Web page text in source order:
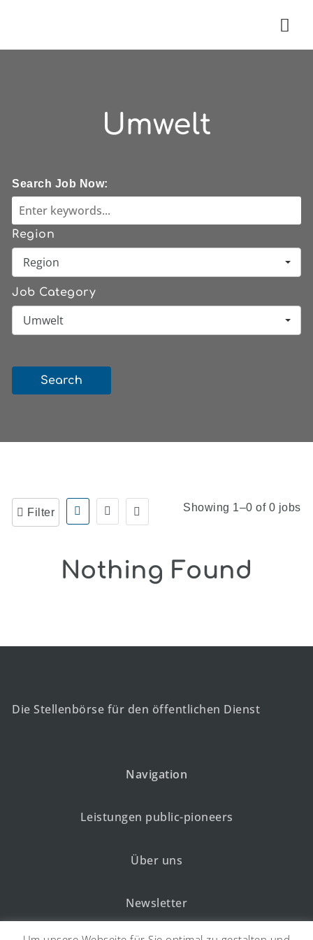
Umwelt
Search Job Now:
Region
Region
Job Category
Umwelt
Search
Filter Showing 1–0 of 0 jobs
Nothing Found
Die Stellenbörse für den öffentlichen Dienst
Navigation
Leistungen public-pioneers
Über uns
Newsletter